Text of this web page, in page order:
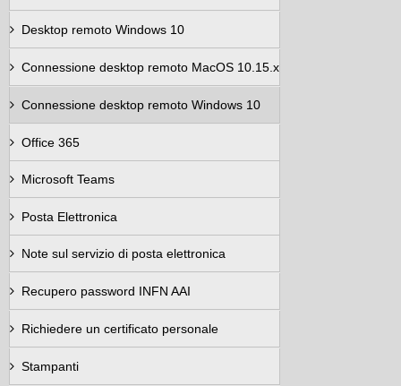
Desktop remoto Windows 10
Connessione desktop remoto MacOS 10.15.x
Connessione desktop remoto Windows 10
Office 365
Microsoft Teams
Posta Elettronica
Note sul servizio di posta elettronica
Recupero password INFN AAI
Richiedere un certificato personale
Stampanti